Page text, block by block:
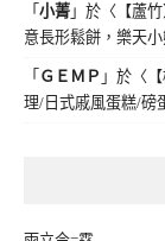
「 小菁 」於〈 【蘆
意長形鬆餅，樂天小
「 ＧＥＭＰ 」於〈
理/日式戚風蛋糕/磅